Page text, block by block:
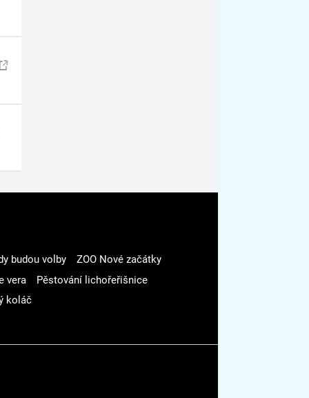
budou volby
ZOO Nové začátky
vera
Pěstování lichořeřišnice
koláč